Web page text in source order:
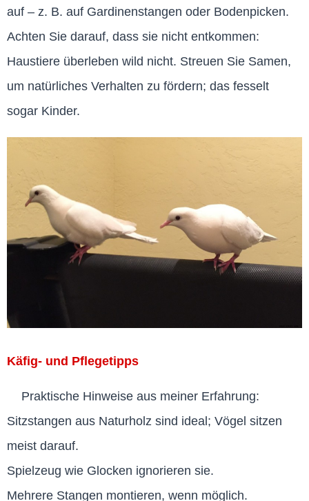
auf – z. B. auf Gardinenstangen oder Bodenpicken.
Achten Sie darauf, dass sie nicht entkommen:
Haustiere überleben wild nicht. Streuen Sie Samen,
um natürliches Verhalten zu fördern; das fesselt
sogar Kinder.
Käfig- und Pflegetipps
Praktische Hinweise aus meiner Erfahrung:
Sitzstangen aus Naturholz sind ideal; Vögel sitzen
meist darauf.
Spielzeug wie Glocken ignorieren sie.
Mehrere Stangen montieren, wenn möglich.